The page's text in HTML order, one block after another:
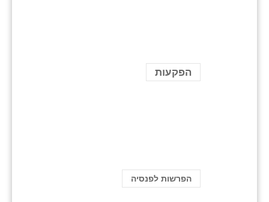
הפקעות
הפרשות לפנסיה